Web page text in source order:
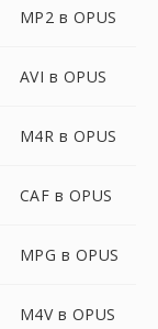
MP2 в OPUS
AVI в OPUS
M4R в OPUS
CAF в OPUS
MPG в OPUS
M4V в OPUS